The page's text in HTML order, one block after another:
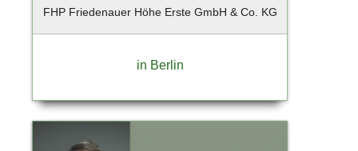
FHP Friedenauer Höhe Erste GmbH & Co. KG
in Berlin